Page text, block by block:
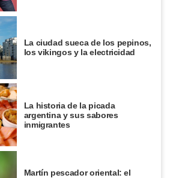
La ciudad sueca de los pepinos,
los vikingos y la electricidad
La historia de la picada
argentina y sus sabores
inmigrantes
Martín pescador oriental: el
MAS
diferencia hay entre una
y un istmo?